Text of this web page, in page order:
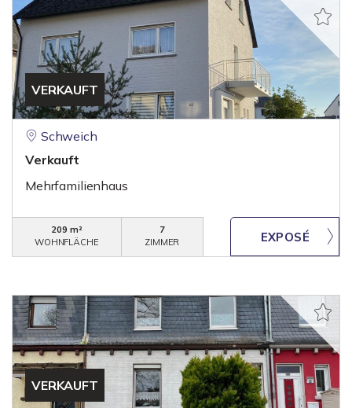
VERKAUFT
Schweich
Verkauft
Mehrfamilienhaus
209 m²
WOHNFLÄCHE
7
ZIMMER
VERKAUFT